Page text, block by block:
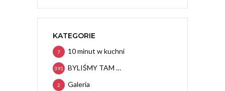
KATEGORIE
10 minut w kuchni
7
BYLIŚMY TAM …
391
Galeria
2